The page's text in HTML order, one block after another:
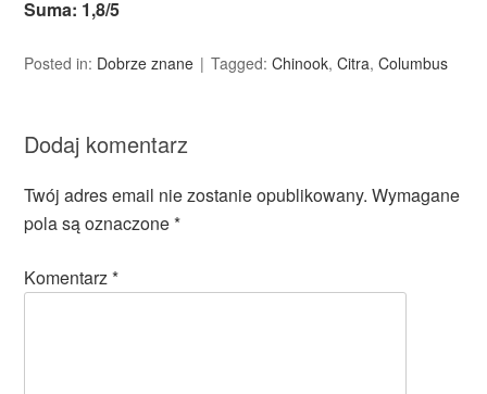
Suma: 1,8/5
Posted in: Dobrze znane Tagged:Chinook,Citra,Columbus
Dodaj komentarz
Twój adres email nie zostanie opublikowany. Wymagane
pola są oznaczone*
Komentarz*